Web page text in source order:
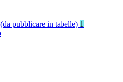
pubblicare in tabelle) 1